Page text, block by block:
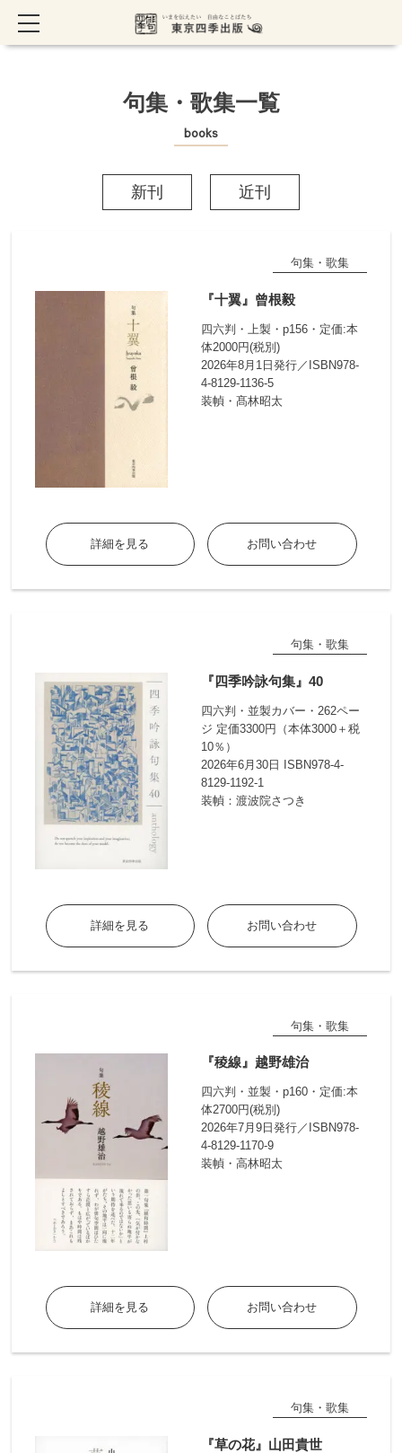
TOP > 句集・歌集一覧
句集・歌集一覧
books
新刊 近刊
句集・歌集
『十翼』曾根毅
四六判・上製・p156・定価:本
体2000円(税別)
2026年8月1日発行／ISBN978-
4-8129-1136-5
装幀・髙林昭太
詳細を見る お問い合わせ
句集・歌集
『四季吟詠句集』40
四六判・並製カバー・262ペー
ジ 定価3300円（本体3000＋税
10％）
2026年6月30日 ISBN978-4-
8129-1192-1
装幀：渡波院さつき
詳細を見る お問い合わせ
句集・歌集
『稜線』越野雄治
四六判・並製・p160・定価:本
体2700円(税別)
2026年7月9日発行／ISBN978-
4-8129-1170-9
装幀・高林昭太
詳細を見る お問い合わせ
句集・歌集
『草の花』山田貴世